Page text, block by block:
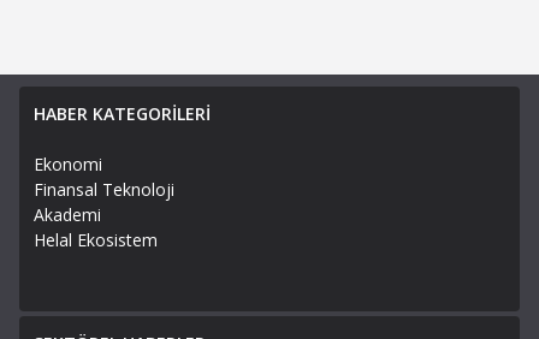
HABER KATEGORİLERİ
Ekonomi
Finansal Teknoloji
Akademi
Helal Ekosistem